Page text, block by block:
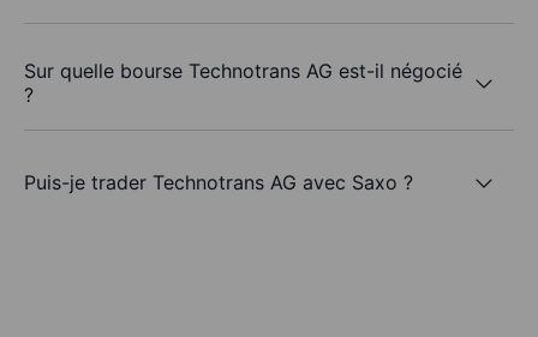
Sur quelle bourse Technotrans AG est-il négocié
?
Puis-je trader Technotrans AG avec Saxo ?